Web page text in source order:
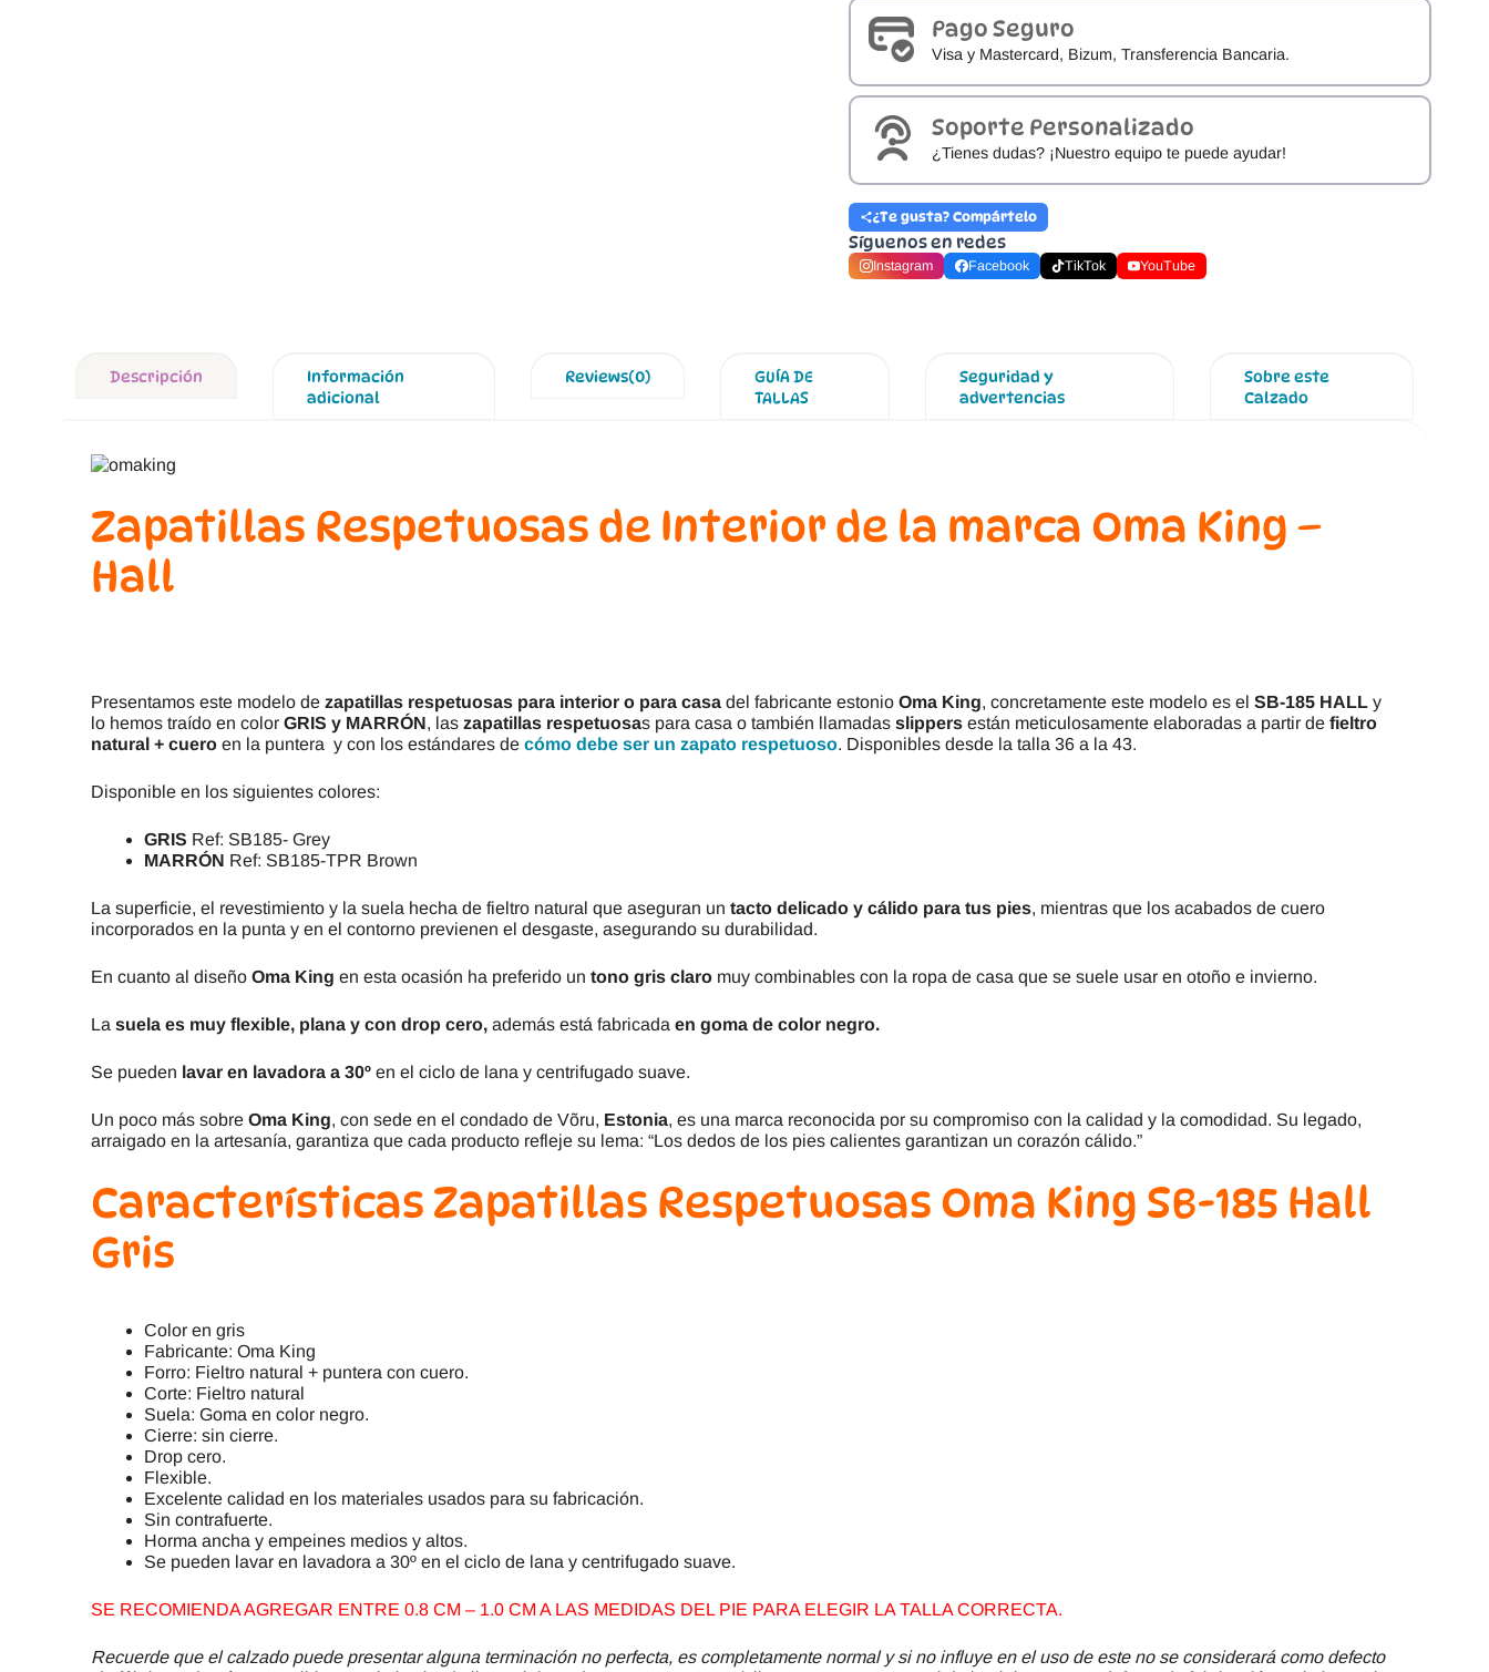
Pago Seguro
Visa y Mastercard, Bizum, Transferencia Bancaria.
Soporte Personalizado
¿Tienes dudas? ¡Nuestro equipo te puede ayudar!
¿Te gusta? Compártelo
Síguenos en redes
Instagram Facebook TikTok YouTube
Descripción
Información
adicional
Reviews(0)
GUÍA DE
TALLAS
Seguridad y
advertencias
Sobre este
Calzado
Zapatillas Respetuosas de Interior de la marca Oma King –
Hall
Presentamos este modelo de zapatillas respetuosas para interior o para casa del fabricante estonio Oma King, concretamente este modelo es el SB-185 HALL y
lo hemos traído en color GRIS y MARRÓN, las zapatillas respetuosas para casa o también llamadas slippers están meticulosamente elaboradas a partir de fieltro
natural + cuero en la puntera y con los estándares de cómo debe ser un zapato respetuoso. Disponibles desde la talla 36 a la 43.
Disponible en los siguientes colores:
GRIS Ref: SB185- Grey
MARRÓN Ref: SB185-TPR Brown
La superficie, el revestimiento y la suela hecha de fieltro natural que aseguran un tacto delicado y cálido para tus pies, mientras que los acabados de cuero
incorporados en la punta y en el contorno previenen el desgaste, asegurando su durabilidad.
En cuanto al diseño Oma King en esta ocasión ha preferido un tono gris claro muy combinables con la ropa de casa que se suele usar en otoño e invierno.
La suela es muy flexible, plana y con drop cero, además está fabricada en goma de color negro.
Se pueden lavar en lavadora a 30º en el ciclo de lana y centrifugado suave.
Un poco más sobre Oma King, con sede en el condado de Võru, Estonia, es una marca reconocida por su compromiso con la calidad y la comodidad. Su legado,
arraigado en la artesanía, garantiza que cada producto refleje su lema: “Los dedos de los pies calientes garantizan un corazón cálido.”
Características Zapatillas Respetuosas Oma King SB-185 Hall
Gris
Color en gris
Fabricante: Oma King
Forro: Fieltro natural + puntera con cuero.
Corte: Fieltro natural
Suela: Goma en color negro.
Cierre: sin cierre.
Drop cero.
Flexible.
Excelente calidad en los materiales usados para su fabricación.
Sin contrafuerte.
Horma ancha y empeines medios y altos.
Se pueden lavar en lavadora a 30º en el ciclo de lana y centrifugado suave.
SE RECOMIENDA AGREGAR ENTRE 0.8 CM – 1.0 CM A LAS MEDIDAS DEL PIE PARA ELEGIR LA TALLA CORRECTA.
Recuerde que el calzado puede presentar alguna terminación no perfecta, es completamente normal y si no influye en el uso de este no se considerará como defecto